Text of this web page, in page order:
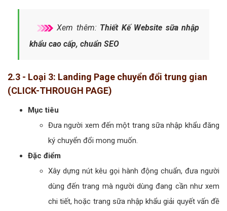
Xem thêm: Thiết Kế Website sữa nhập
khẩu cao cấp, chuẩn SEO
2.3 - Loại 3: Landing Page chuyển đổi trung gian
(CLICK-THROUGH PAGE)
Mục tiêu
Đưa người xem đến một trang sữa nhập khẩu đăng
ký chuyển đổi mong muốn.
Đặc điểm
Xây dựng nút kêu gọi hành động chuẩn, đưa người
dùng đến trang mà người dùng đang cần như xem
chi tiết, hoặc trang sữa nhập khẩu giải quyết vấn đề